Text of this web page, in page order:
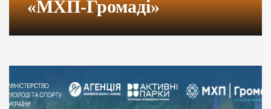
«МХП-Громаді»